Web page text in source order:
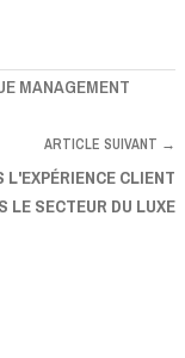
MANAGEMENT
ARTICLE SUIVANT →
CLIENT
LE SECTEUR DU LUXE